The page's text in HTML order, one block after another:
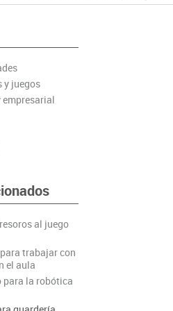
y destrucción
Motricidad fina
Espacios exteriores
y juegos
empresarial
al juego
trabajar con
el aula
para la robótica